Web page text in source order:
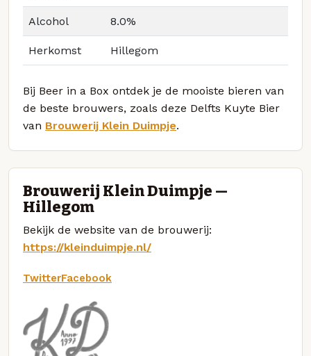
Alcohol 8.0%
Herkomst Hillegom
Bij Beer in a Box ontdek je de mooiste bieren van
de beste brouwers, zoals deze Delfts Kuyte Bier
van Brouwerij Klein Duimpje.
Brouwerij Klein Duimpje —
Hillegom
Bekijk de website van de brouwerij:
https://kleinduimpje.nl/
TwitterFacebook